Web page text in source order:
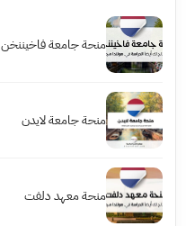
منحة جامعة فاخيننخن
منحة جامعة لايدن
منحة معهد دلفت